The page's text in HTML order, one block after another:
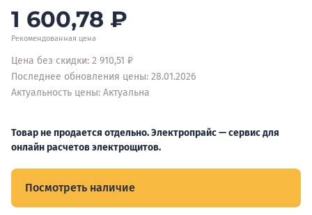
1 600,78 ₽
Рекомендованная цена
Цена без скидки: 2 910,51 ₽
Последнее обновления цены: 28.01.2026
Актуальность цены: Актуальна
Товар не продается отдельно. Электропрайс — сервис для
онлайн расчетов электрощитов.
Посмотреть наличие